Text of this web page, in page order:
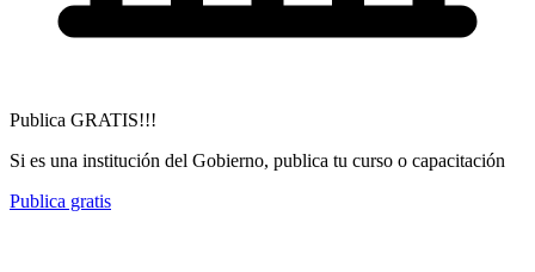
Publica GRATIS!!!
Si es una institución del Gobierno, publica tu curso o capacitación
Publica gratis